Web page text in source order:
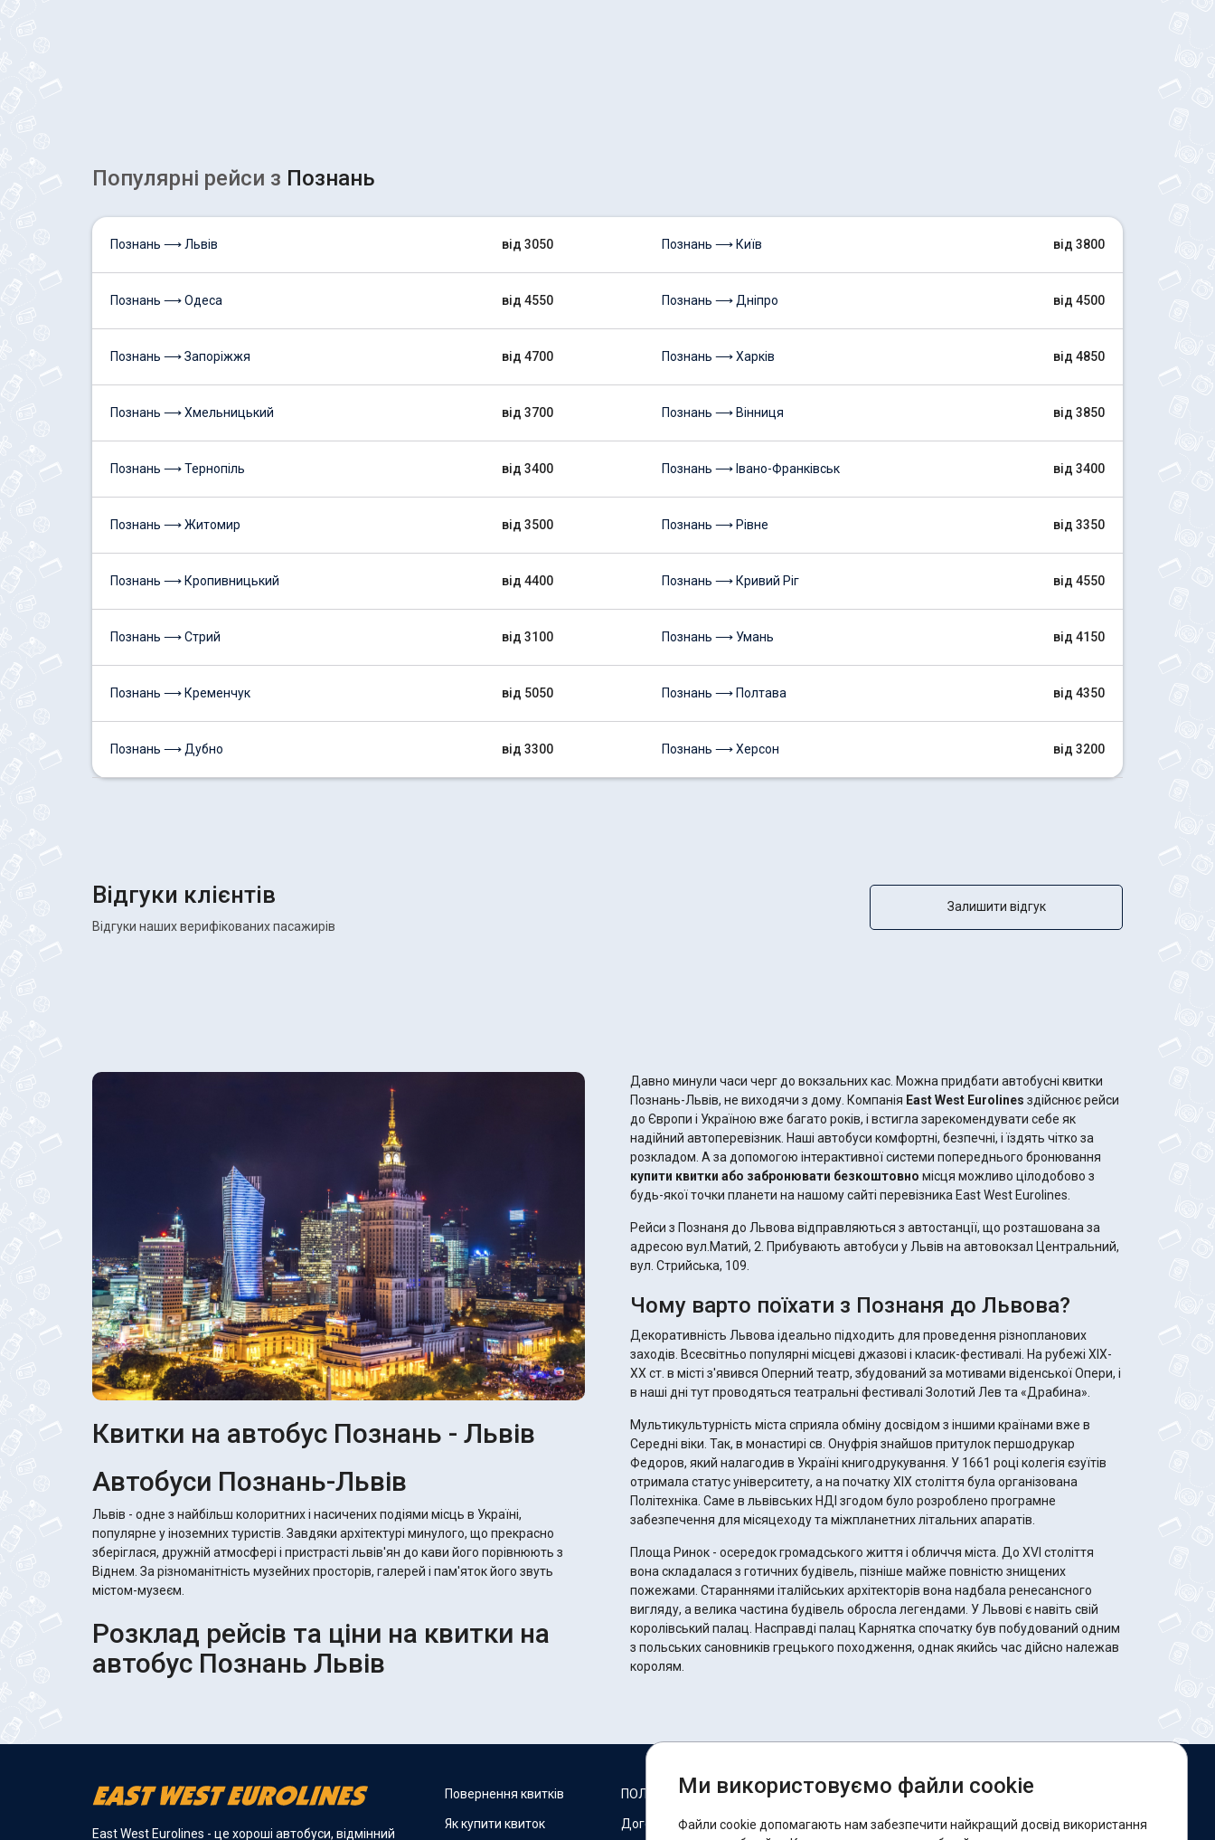
Популярні рейcи з Познань
Познань ⟶ Львів від 3050
Познань ⟶ Одеса від 4550
Познань ⟶ Запоріжжя від 4700
Познань ⟶ Хмельницький від 3700
Познань ⟶ Тернопіль від 3400
Познань ⟶ Житомир від 3500
Познань ⟶ Кропивницький від 4400
Познань ⟶ Стрий від 3100
Познань ⟶ Кременчук від 5050
Познань ⟶ Дубно від 3300
Познань ⟶ Київ від 3800
Познань ⟶ Дніпро від 4500
Познань ⟶ Харків від 4850
Познань ⟶ Вінниця від 3850
Познань ⟶ Івано-Франківськ від 3400
Познань ⟶ Рівне від 3350
Познань ⟶ Кривий Ріг від 4550
Познань ⟶ Умань від 4150
Познань ⟶ Полтава від 4350
Познань ⟶ Херсон від 3200
Відгуки клієнтів
Відгуки наших верифікованих пасажирів
Залишити відгук
Квитки на автобус Познань - Львів
Автобуси Познань-Львів
Львів - одне з найбільш колоритних і насичених подіями місць в Україні,
популярне у іноземних туристів. Завдяки архітектурі минулого, що прекрасно
зберіглася, дружній атмосфері і пристрасті львів'ян до кави його порівнюють з
Віднем. За різноманітність музейних просторів, галерей і пам'яток його звуть
містом-музеєм.
Розклад рейсів та ціни на квитки на
автобус Познань Львів
Давно минули часи черг до вокзальних кас. Можна придбати автобусні квитки
Познань-Львів, не виходячи з дому. Компанія East West Eurolines здійснює рейси
до Європи і Україною вже багато років, і встигла зарекомендувати себе як
надійний автоперевізник. Наші автобуси комфортні, безпечні, і їздять чітко за
розкладом. А за допомогою інтерактивної системи попереднього бронювання
купити квитки або забронювати безкоштовно місця можливо цілодобово з
будь-якої точки планети на нашому сайті перевізника East West Eurolines.
Рейси з Познаня до Львова відправляються з автостанції, що розташована за
адресою вул.Матий, 2. Прибувають автобуси у Львів на автовокзал Центральний,
вул. Стрийська, 109.
Чому варто поїхати з Познаня до Львова?
Декоративність Львова ідеально підходить для проведення різнопланових
заходів. Всесвітньо популярні місцеві джазові і класик-фестивалі. На рубежі XIX-
XX ст. в місті з'явився Оперний театр, збудований за мотивами віденської Опери, і
в наші дні тут проводяться театральні фестивалі Золотий Лев та «Драбина».
Мультикультурність міста сприяла обміну досвідом з іншими країнами вже в
Середні віки. Так, в монастирі св. Онуфрія знайшов притулок першодрукар
Федоров, який налагодив в Україні книгодрукування. У 1661 році колегія єзуїтів
отримала статус університету, а на початку XIX століття була організована
Політехніка. Саме в львівських НДІ згодом було розроблено програмне
забезпечення для місяцеходу та міжпланетних літальних апаратів.
Площа Ринок - осередок громадського життя і обличчя міста. До XVI століття
вона складалася з готичних будівель, пізніше майже повністю знищених
пожежами. Стараннями італійських архітекторів вона надбала ренесансного
вигляду, а велика частина будівель обросла легендами. У Львові є навіть свій
королівський палац. Насправді палац Карнятка спочатку був побудований одним
з польських сановників грецького походження, однак якийсь час дійсно належав
королям.
East West Eurolines - це хороші автобуси, відмінний
Повернення квитків
Як купити квиток
ПОЛІТИКА COOKIES
Договір оферти
Ми в соцмережах:
Ми використовуємо файли cookie
Файли cookie допомагають нам забезпечити найкращий досвід використання